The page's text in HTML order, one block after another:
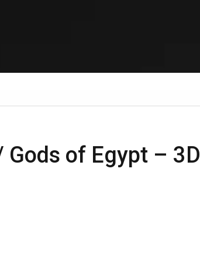
of Egypt – 3D